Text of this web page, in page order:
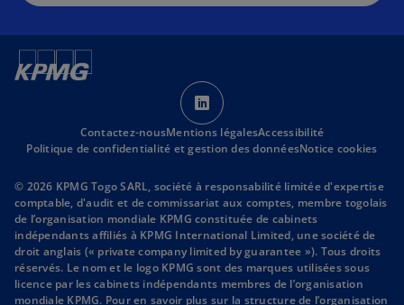
’
o
u
r
e
d
a
n
Contactez-nousMentions légalesAccessibilité
Politique de confidentialité et gestion des donnéesNotice cookies
© 2026 KPMG Togo SARL, société à responsabilité limitée d'expertise
comptable, d'audit et de commissariat aux comptes, membre togolais
de l’organisation mondiale KPMG constituée de cabinets
indépendants affiliés à KPMG International Limited, une société de
droit anglais (« private company limited by guarantee »). Tous droits
réservés. Le nom et le logo KPMG sont des marques utilisées sous
licence par les cabinets indépendants membres de l’organisation
mondiale KPMG. Pour en savoir plus sur la structure de l’organisation